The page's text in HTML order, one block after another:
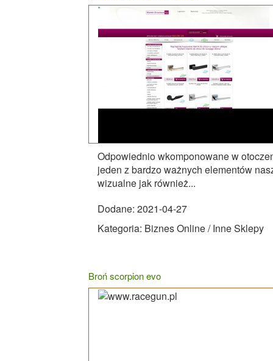
Odpowiednio wkomponowane w
jeden z bardzo ważnych elementów
wizualne jak również...
Dodane: 2021-04-27
Kategoria: Biznes Online / Inne Sklepy
Broń scorpion evo